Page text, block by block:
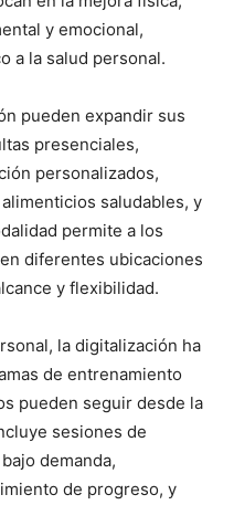
y emocional,
a la salud personal.
pueden expandir sus
presenciales,
personalizados,
saludables, y
permite a los
diferentes ubicaciones
y flexibilidad.
la digitalización ha
de entrenamiento
pueden seguir desde la
sesiones de
demanda,
de progreso, y